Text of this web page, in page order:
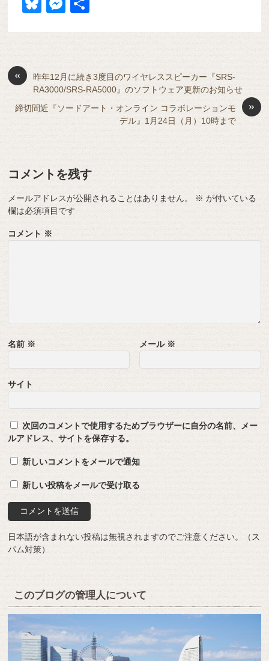
c
e
b
o
o
k
n
a
a
d
s
di et
y
n
g
er
«
昨年12月に続き3度目のワイヤレススピーカー『SRS-
RA3000/SRS-RA5000』のソフトウェア更新のお知らせ
»
締切間近『ソードアート・オンライン コラボレーションモ
デル』1月24日（月）10時まで
コメントを残す
メールアドレスが公開されることはありません。 ※ が付いている
欄は必須項目です
コメント ※
名前 ※ メール ※
サイト
次回のコメントで使用するためブラウザーに自分の名前、メー
ルアドレス、サイトを保存する。
新しいコメントをメールで通知
新しい投稿をメールで受け取る
日本語が含まれない投稿は無視されますのでご注意ください。（ス
パム対策）
このブログの管理人について